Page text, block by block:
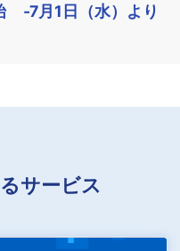
-7月1日（水）より
サービス